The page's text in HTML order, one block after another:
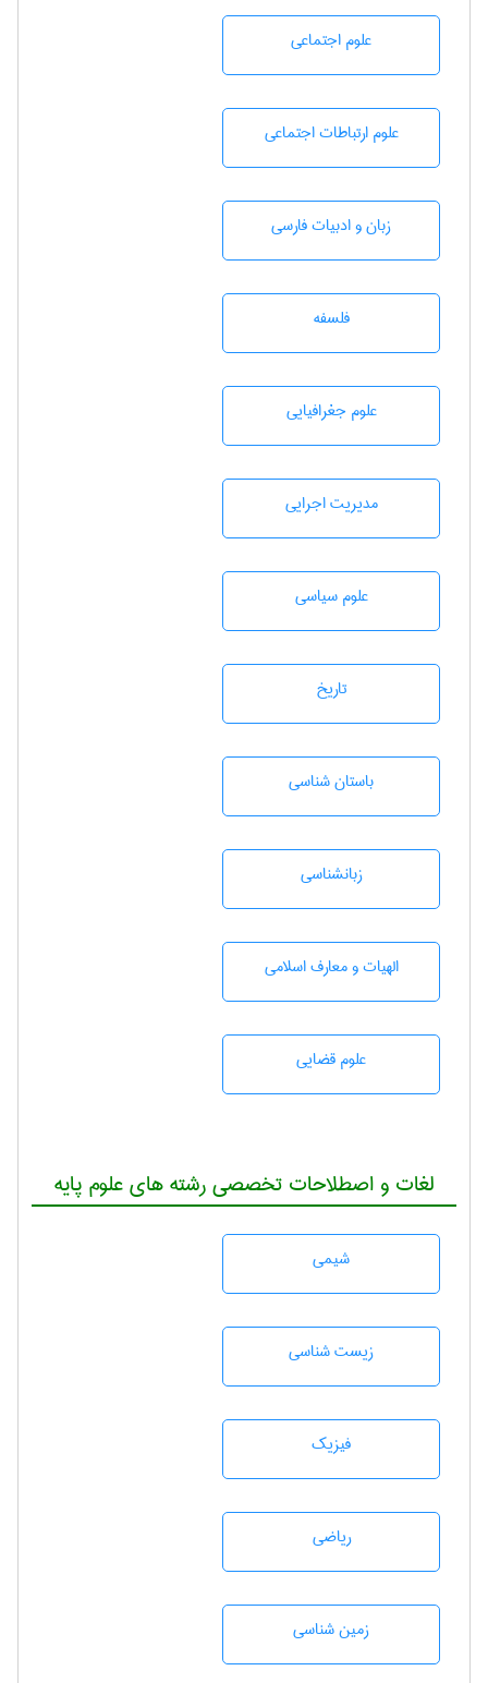
علوم اجتماعی
علوم ارتباطات اجتماعی
زبان و ادبيات فارسی
فلسفه
علوم جغرافيايی
مديريت اجرايی
علوم سياسی
تاريخ
باستان شناسی
زبانشناسی
الهیات و معارف اسلامی
علوم قضایی
لغات و اصطلاحات تخصصی رشته های علوم پایه
شيمی
زيست شناسی
فیزیک
رياضی
زمين شناسی